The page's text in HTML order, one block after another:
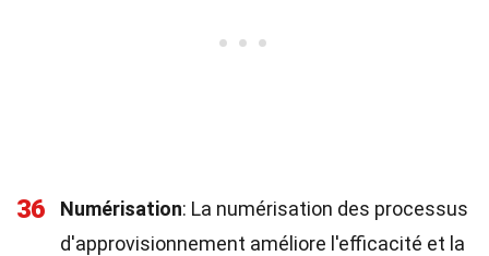
36 Numérisation: La numérisation des processus
d'approvisionnement améliore l'efficacité et la